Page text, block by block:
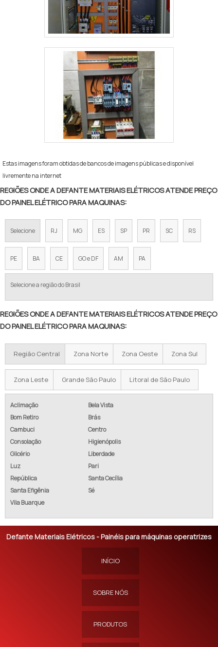
Estas imagens foram obtidas de bancos de imagens públicas e disponível
livremente na internet
REGIÕES ONDE A DEFANTE MATERIAIS ELÉTRICOS ATENDE PREÇO
DO PAINEL ELÉTRICO PARA MAQUINAS:
Selecione RJ MG ES SP PR SC RS
PE BA CE GO e DF AM PA
Selecione a região do Brasil
REGIÕES ONDE A DEFANTE MATERIAIS ELÉTRICOS ATENDE PREÇO
DO PAINEL ELÉTRICO PARA MAQUINAS:
Região Central Zona Norte Zona Oeste Zona Sul
Zona Leste Grande São Paulo Litoral de São Paulo
Aclimação
Bela Vista
Bom Retiro
Brás
Cambuci
Centro
Consolação
Higienópolis
Glicério
Liberdade
Luz
Pari
República
Santa Cecília
Santa Efigênia
Sé
Vila Buarque
Defante Materiais Elétricos - Painéis para máquinas operatrizes
INÍCIO
SOBRE NÓS
PRODUTOS